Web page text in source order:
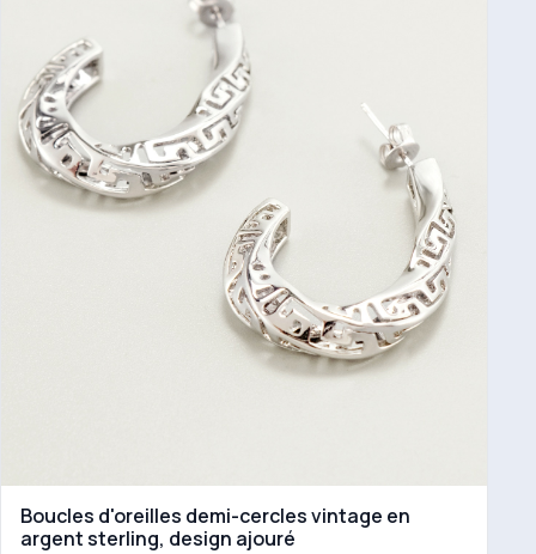
Boucles d'oreilles demi-cercles vintage en
argent sterling, design ajouré